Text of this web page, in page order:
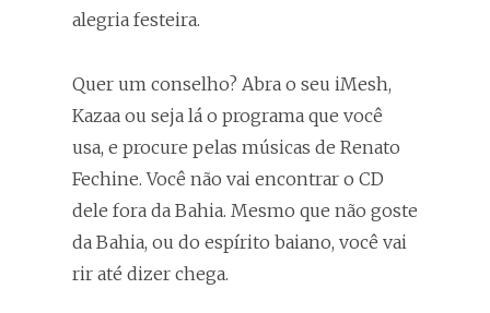
alegria festeira.
Quer um conselho? Abra o seu iMesh,
Kazaa ou seja lá o programa que você
usa, e procure pelas músicas de Renato
Fechine. Você não vai encontrar o CD
dele fora da Bahia. Mesmo que não goste
da Bahia, ou do espírito baiano, você vai
rir até dizer chega.